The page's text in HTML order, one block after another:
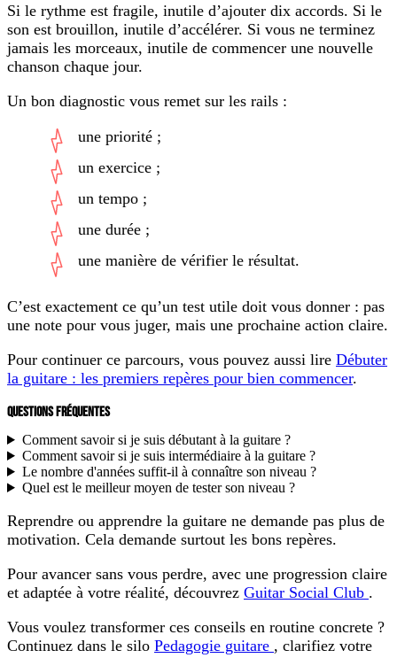
Si le rythme est fragile, inutile d’ajouter dix accords. Si le
son est brouillon, inutile d’accélérer. Si vous ne terminez
jamais les morceaux, inutile de commencer une nouvelle
chanson chaque jour.
Un bon diagnostic vous remet sur les rails :
une priorité ;
un exercice ;
un tempo ;
une durée ;
une manière de vérifier le résultat.
C’est exactement ce qu’un test utile doit vous donner : pas
une note pour vous juger, mais une prochaine action claire.
Pour continuer ce parcours, vous pouvez aussi lire Débuter
la guitare : les premiers repères pour bien commencer.
QUESTIONS FRÉQUENTES
Comment savoir si je suis débutant à la guitare ?
Comment savoir si je suis intermédiaire à la guitare ?
Le nombre d'années suffit-il à connaître son niveau ?
Quel est le meilleur moyen de tester son niveau ?
Reprendre ou apprendre la guitare ne demande pas plus de
motivation. Cela demande surtout les bons repères.
Pour avancer sans vous perdre, avec une progression claire
et adaptée à votre réalité, découvrez Guitar Social Club .
Vous voulez transformer ces conseils en routine concrete ?
Continuez dans le silo Pedagogie guitare , clarifiez votre